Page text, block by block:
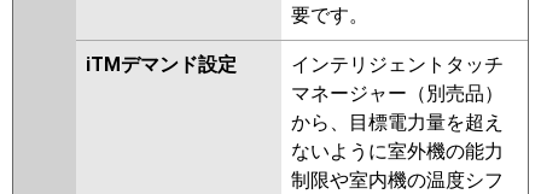
要です。
iTMデマンド設定
インテリジェントタッチ
マネージャー（別売品）
から、目標電力量を超え
ないように室外機の能力
制限や室内機の温度シフ